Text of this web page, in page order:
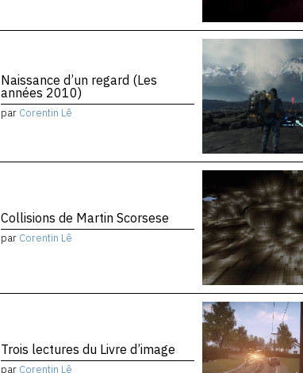
Naissance d’un regard (Les
années 2010)
par Corentin Lê
Collisions de Martin Scorsese
par Corentin Lê
Trois lectures du Livre d’image
par Corentin Lê